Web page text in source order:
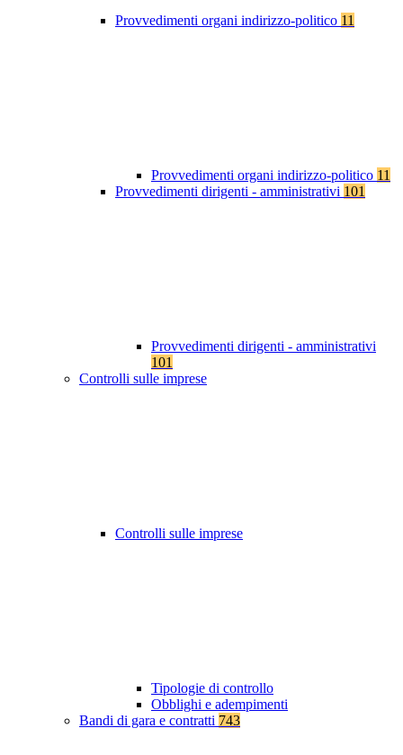
Provvedimenti organi indirizzo-politico 11
Provvedimenti organi indirizzo-politico 11
Provvedimenti dirigenti - amministrativi 101
Provvedimenti dirigenti - amministrativi
101
Controlli sulle imprese
Controlli sulle imprese
Tipologie di controllo
Obblighi e adempimenti
Bandi di gara e contratti 743